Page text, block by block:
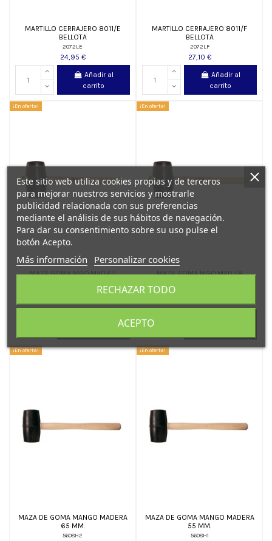
MARTILLO CERRAJERO 8011/E
BELLOTA
2072LE
24,95 €
Añadir al
carrito
MARTILLO CERRAJERO 8011/F
BELLOTA
2072LF
27,10 €
Añadir al
carrito
¡En oferta!
MAZA GOMA MGO.MAD.65
8,10 €
¡En oferta!
MAZA GOMA MGO.MAD.58
7,20 €
¡En oferta!
MAZA DE GOMA MANGO MADERA
65 MM.
5608H2
¡En oferta!
MAZA DE GOMA MANGO MADERA
55 MM.
5608H1
Este sitio web utiliza cookies propias y de terceros
para mejorar nuestros servicios y mostrarle
publicidad relacionada con sus preferencias
mediante el análisis de sus hábitos de navegación.
Para dar su consentimiento sobre su uso pulse el
botón Acepto.
Más información Personalizar cookies
RECHAZAR TODO
ACEPTO